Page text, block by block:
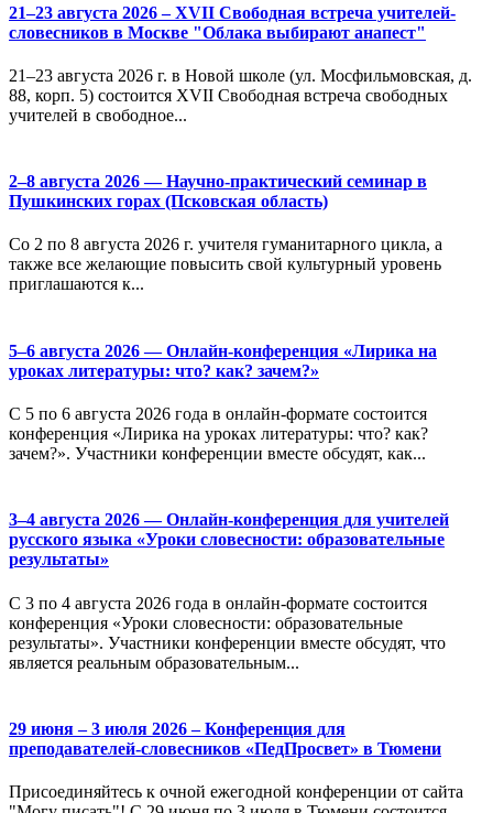
21–23 августа 2026 – XVII Свободная встреча учителей-
словесников в Москве "Облака выбирают анапест"
21–23 августа 2026 г. в Новой школе (ул. Мосфильмовская, д.
88, корп. 5) состоится XVII Свободная встреча свободных
учителей в свободное...
2–8 августа 2026 — Научно-практический семинар в
Пушкинских горах (Псковская область)
Со 2 по 8 августа 2026 г. учителя гуманитарного цикла, а
также все желающие повысить свой культурный уровень
приглашаются к...
5–6 августа 2026 — Онлайн-конференция «Лирика на
уроках литературы: что? как? зачем?»
С 5 по 6 августа 2026 года в онлайн-формате состоится
конференция «Лирика на уроках литературы: что? как?
зачем?». Участники конференции вместе обсудят, как...
3–4 августа 2026 — Онлайн-конференция для учителей
русского языка «Уроки словесности: образовательные
результаты»
С 3 по 4 августа 2026 года в онлайн-формате состоится
конференция «Уроки словесности: образовательные
результаты». Участники конференции вместе обсудят, что
является реальным образовательным...
29 июня – 3 июля 2026 – Конференция для
преподавателей-словесников «ПедПросвет» в Тюмени
Присоединяйтесь к очной ежегодной конференции от сайта